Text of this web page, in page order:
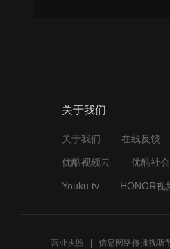
关于我们
关于我们 在线反馈
优酷视频云 优酷社
Youku.tv HONOR视
营业执照 信息网络传播视听